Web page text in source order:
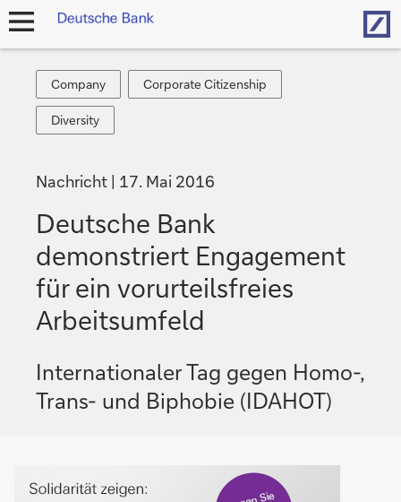
Navigation
Company
Company
Corporate
Citizenship
Corporate Citizenship
Diversity
Diversity
Nachricht 17. Mai 2016
Deutsche Bank
demonstriert Engagement
für ein vorurteilsfreies
Arbeitsumfeld
Internationaler Tag gegen Homo-,
Trans- und Biphobie (IDAHOT)